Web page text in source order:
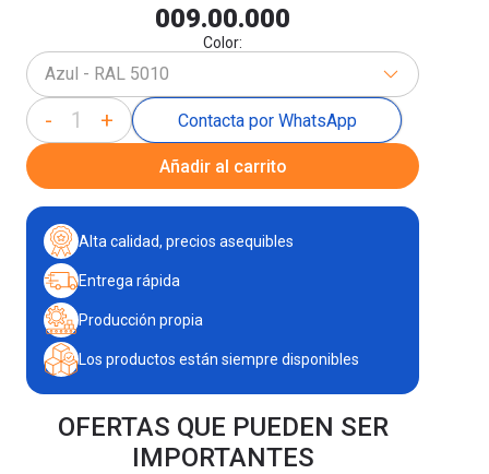
009.00.000
Color:
Azul - RAL 5010
- + Contacta por WhatsApp
Añadir al carrito
Alta calidad, precios asequibles
Entrega rápida
Producción propia
Los productos están siempre disponibles
OFERTAS QUE PUEDEN SER
IMPORTANTES